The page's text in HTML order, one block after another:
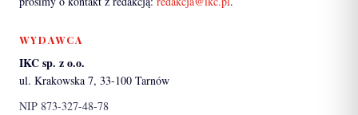
WYDAWCA
IKC sp. z o.o.
ul. Krakowska 7, 33-100 Tarnów
NIP 873-327-48-78